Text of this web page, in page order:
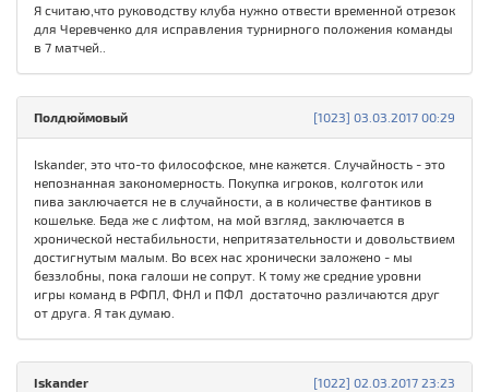
Я считаю,что руководству клуба нужно отвести временной отрезок
для Черевченко для исправления турнирного положения команды
в 7 матчей..
[1023] 03.03.2017 00:29
Полдюймовый
Iskander, это что-то философское, мне кажется. Случайность - это
непознанная закономерность. Покупка игроков, колготок или
пива заключается не в случайности, а в количестве фантиков в
кошельке. Беда же с лифтом, на мой взгляд, заключается в
хронической нестабильности, непритязательности и довольствием
достигнутым малым. Во всех нас хронически заложено - мы
беззлобны, пока галоши не сопрут. К тому же средние уровни
игры команд в РФПЛ, ФНЛ и ПФЛ достаточно различаются друг
от друга. Я так думаю.
[1022] 02.03.2017 23:23
Iskander